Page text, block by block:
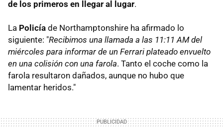
de los primeros en llegar al lugar.
La Policía de Northamptonshire ha afirmado lo
siguiente: "Recibimos una llamada a las 11:11 AM del
miércoles para informar de un Ferrari plateado envuelto
en una colisión con una farola. Tanto el coche como la
farola resultaron dañados, aunque no hubo que
lamentar heridos."